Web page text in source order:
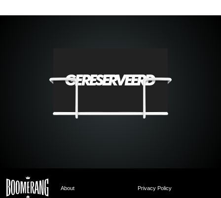
About Privacy Policy